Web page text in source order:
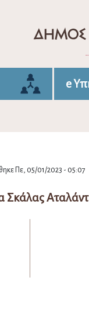
e
Πε, 05/01/2023 - 05:07
Σκάλας